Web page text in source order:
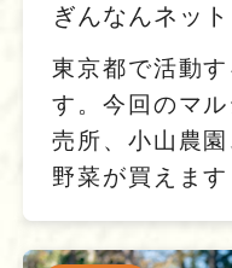
ぎんなんネット
東京都で活動
す。今回のマ
売所、小山農
野菜が買えます